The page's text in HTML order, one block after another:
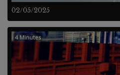
02/05/2025
4 Minutes